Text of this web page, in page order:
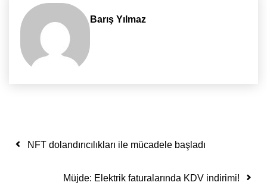
Barış Yılmaz
Yazı dolaşımı
NFT dolandırıcılıkları ile mücadele başladı
Müjde: Elektrik faturalarında KDV indirimi!